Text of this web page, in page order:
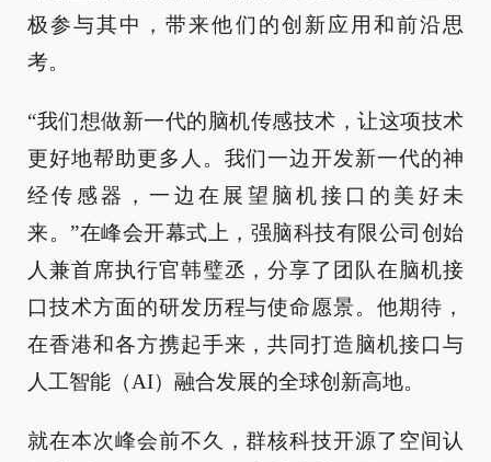
极参与其中，带来他们的创新应用和前沿思
考。
“我们想做新一代的脑机传感技术，让这项技术
更好地帮助更多人。我们一边开发新一代的神
经传感器，一边在展望脑机接口 的 美好未
来。”在峰会开幕式上，强脑科技有限公司创始
人兼首席执行官韩璧丞，分享了团队在脑机接
口技术方面的研发历程与使命愿景。他期待，
在香港和各方携起手来，共同打造脑机接口与
人工智能（AI）融合发展的全球创新高地。
就在本次峰会前不久， 群核科技开源了空间认